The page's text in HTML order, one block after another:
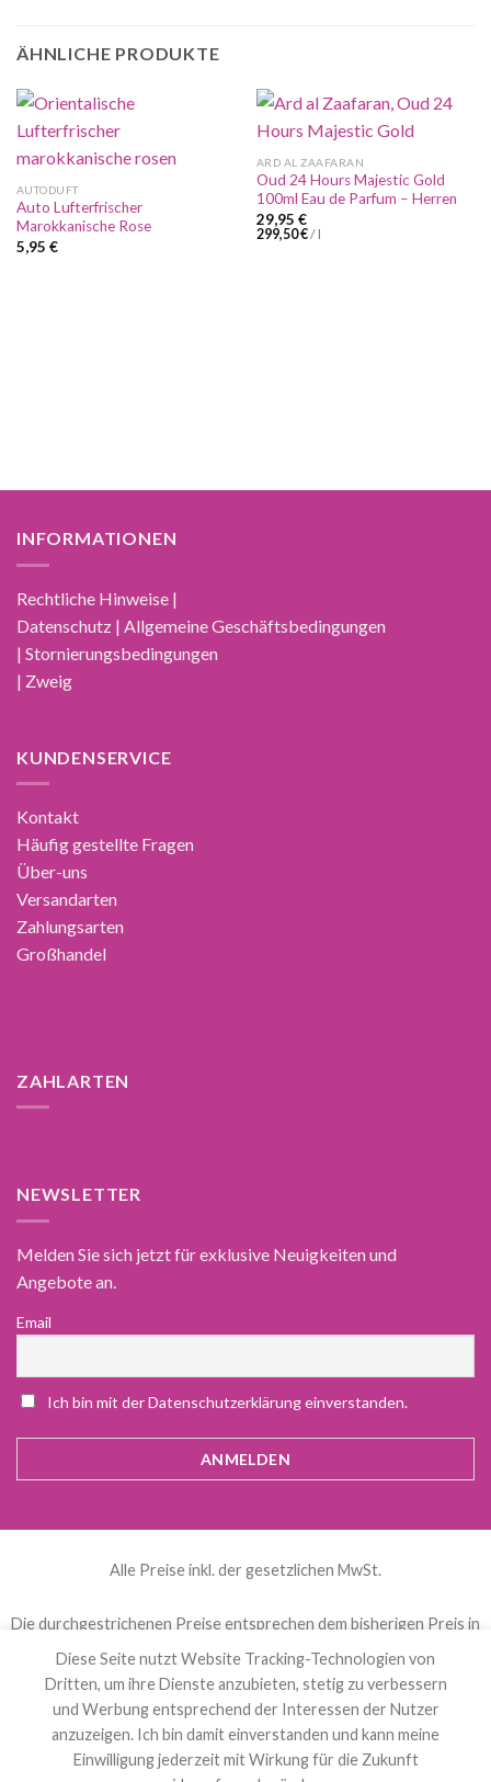
ÄHNLICHE PRODUKTE
AUTODUFT
Auto Lufterfrischer
Marokkanische Rose
5,95 €
ARD AL ZAAFARAN
Oud 24 Hours Majestic Gold
100ml Eau de Parfum – Herren
29,95 €
299,50€/ l
INFORMATIONEN
Rechtliche Hinweise |
Datenschutz | Allgemeine Geschäftsbedingungen
| Stornierungsbedingungen
| Zweig
KUNDENSERVICE
Kontakt
Häufig gestellte Fragen
Über-uns
Versandarten
Zahlungsarten
Großhandel
ZAHLARTEN
NEWSLETTER
Melden Sie sich jetzt für exklusive Neuigkeiten und
Angebote an.
Email
Ich bin mit der Datenschutzerklärung einverstanden.
Alle Preise inkl. der gesetzlichen MwSt.
Die durchgestrichenen Preise entsprechen dem bisherigen Preis in
diesem Online-Shop.
Diese Seite nutzt Website Tracking-Technologien von
Dritten, um ihre Dienste anzubieten, stetig zu verbessern
und Werbung entsprechend der Interessen der Nutzer
anzuzeigen. Ich bin damit einverstanden und kann meine
Einwilligung jederzeit mit Wirkung für die Zukunft
العربية(Arabisch) Čeština(Tschechisch)
Nederlands( Niederländisch ) English (Englisch)